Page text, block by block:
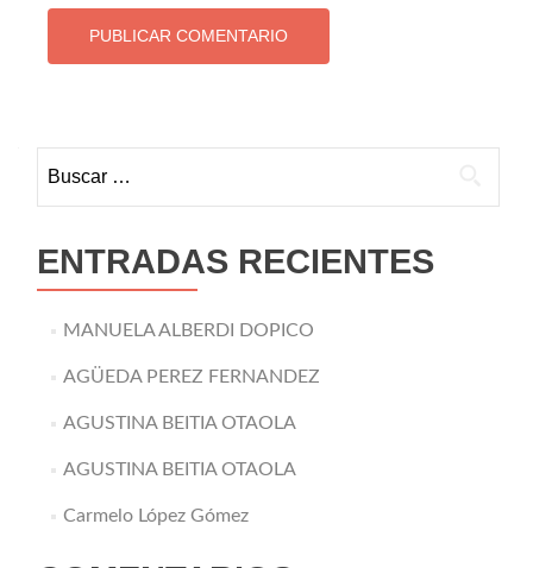
ENTRADAS RECIENTES
MANUELA ALBERDI DOPICO
AGÜEDA PEREZ FERNANDEZ
AGUSTINA BEITIA OTAOLA
AGUSTINA BEITIA OTAOLA
Carmelo López Gómez